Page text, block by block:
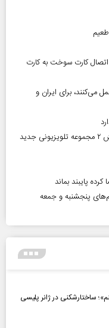
اتصال کارت سوخت به کارت
می‌کنند، برای ایران و
هنرمند منحصر‌به‌فردی را از دست دادیم/ پخش ۲ مجموعه تلویزیونی جدید
پایبند بماند
پنجشنبه و جمعه
ساختارشکنی در ژانر پلیسی